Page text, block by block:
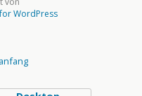
WordPress